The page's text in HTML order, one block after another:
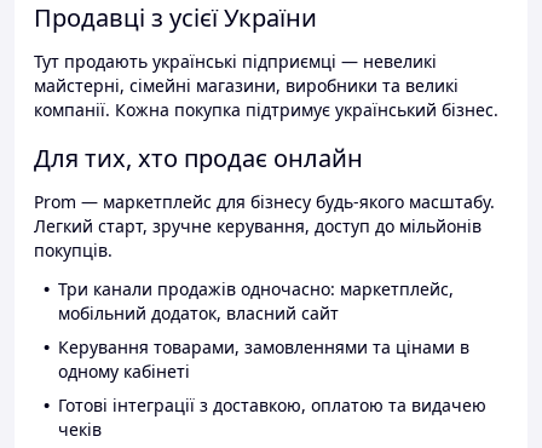
Продавці з усієї України
Тут продають українські підприємці — невеликі
майстерні, сімейні магазини, виробники та великі
компанії. Кожна покупка підтримує український бізнес.
Для тих, хто продає онлайн
Prom — маркетплейс для бізнесу будь-якого масштабу.
Легкий старт, зручне керування, доступ до мільйонів
покупців.
Три канали продажів одночасно: маркетплейс,
мобільний додаток, власний сайт
Керування товарами, замовленнями та цінами в
одному кабінеті
Готові інтеграції з доставкою, оплатою та видачею
чеків